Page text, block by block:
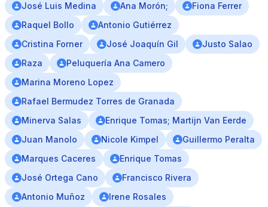
José Luis Medina
Ana Morón;
Fiona Ferrer
Raquel Bollo
Antonio Gutiérrez
Cristina Forner
José Joaquín Gil
Justo Salao
Raza
Peluquería Ana Camero
Marina Moreno Lopez
Rafael Bermudez Torres de Granada
Minerva Salas
Enrique Tomas; Martijn Van Eerde
Juan Manolo
Nicole Kimpel
Guillermo Peralta
Marques Caceres
Enrique Tomas
José Ortega Cano
Francisco Rivera
Antonio Muñoz
Irene Rosales